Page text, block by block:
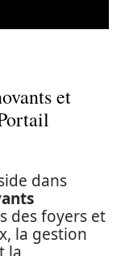
et
dans
des foyers et
la gestion